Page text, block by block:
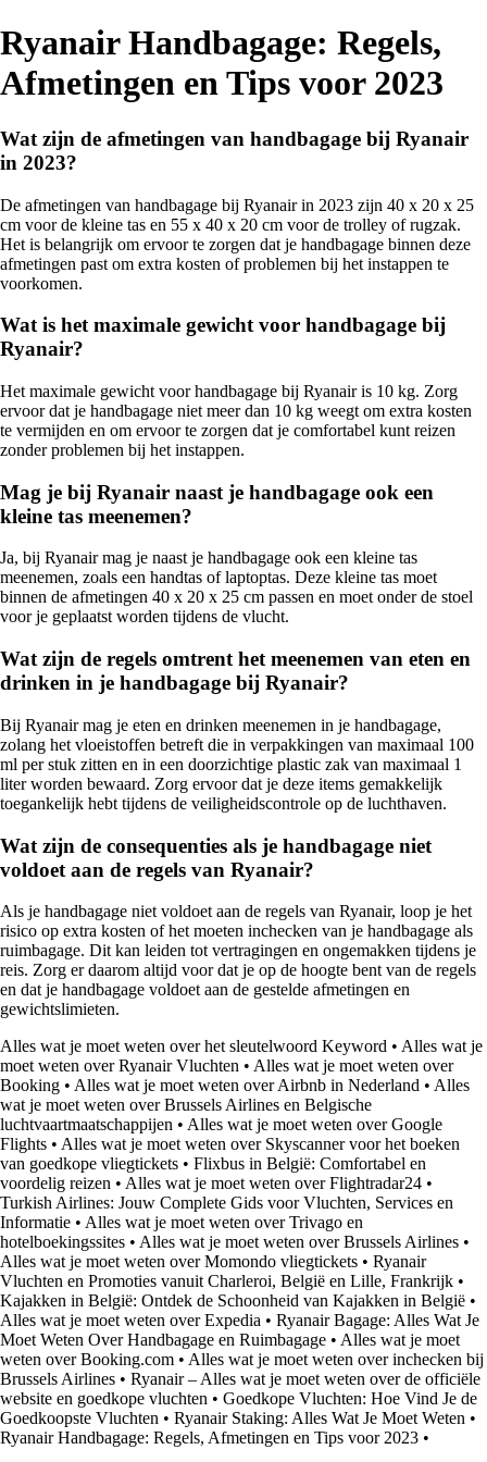
Ryanair Handbagage: Regels,
Afmetingen en Tips voor 2023
Wat zijn de afmetingen van handbagage bij Ryanair
in 2023?
De afmetingen van handbagage bij Ryanair in 2023 zijn 40 x 20 x 25
cm voor de kleine tas en 55 x 40 x 20 cm voor de trolley of rugzak.
Het is belangrijk om ervoor te zorgen dat je handbagage binnen deze
afmetingen past om extra kosten of problemen bij het instappen te
voorkomen.
Wat is het maximale gewicht voor handbagage bij
Ryanair?
Het maximale gewicht voor handbagage bij Ryanair is 10 kg. Zorg
ervoor dat je handbagage niet meer dan 10 kg weegt om extra kosten
te vermijden en om ervoor te zorgen dat je comfortabel kunt reizen
zonder problemen bij het instappen.
Mag je bij Ryanair naast je handbagage ook een
kleine tas meenemen?
Ja, bij Ryanair mag je naast je handbagage ook een kleine tas
meenemen, zoals een handtas of laptoptas. Deze kleine tas moet
binnen de afmetingen 40 x 20 x 25 cm passen en moet onder de stoel
voor je geplaatst worden tijdens de vlucht.
Wat zijn de regels omtrent het meenemen van eten en
drinken in je handbagage bij Ryanair?
Bij Ryanair mag je eten en drinken meenemen in je handbagage,
zolang het vloeistoffen betreft die in verpakkingen van maximaal 100
ml per stuk zitten en in een doorzichtige plastic zak van maximaal 1
liter worden bewaard. Zorg ervoor dat je deze items gemakkelijk
toegankelijk hebt tijdens de veiligheidscontrole op de luchthaven.
Wat zijn de consequenties als je handbagage niet
voldoet aan de regels van Ryanair?
Als je handbagage niet voldoet aan de regels van Ryanair, loop je het
risico op extra kosten of het moeten inchecken van je handbagage als
ruimbagage. Dit kan leiden tot vertragingen en ongemakken tijdens je
reis. Zorg er daarom altijd voor dat je op de hoogte bent van de regels
en dat je handbagage voldoet aan de gestelde afmetingen en
gewichtslimieten.
Alles wat je moet weten over het sleutelwoord Keyword • Alles wat je
moet weten over Ryanair Vluchten • Alles wat je moet weten over
Booking • Alles wat je moet weten over Airbnb in Nederland • Alles
wat je moet weten over Brussels Airlines en Belgische
luchtvaartmaatschappijen • Alles wat je moet weten over Google
Flights • Alles wat je moet weten over Skyscanner voor het boeken
van goedkope vliegtickets • Flixbus in België: Comfortabel en
voordelig reizen • Alles wat je moet weten over Flightradar24 •
Turkish Airlines: Jouw Complete Gids voor Vluchten, Services en
Informatie • Alles wat je moet weten over Trivago en
hotelboekingssites • Alles wat je moet weten over Brussels Airlines •
Alles wat je moet weten over Momondo vliegtickets • Ryanair
Vluchten en Promoties vanuit Charleroi, België en Lille, Frankrijk •
Kajakken in België: Ontdek de Schoonheid van Kajakken in België •
Alles wat je moet weten over Expedia • Ryanair Bagage: Alles Wat Je
Moet Weten Over Handbagage en Ruimbagage • Alles wat je moet
weten over Booking.com • Alles wat je moet weten over inchecken bij
Brussels Airlines • Ryanair – Alles wat je moet weten over de officiële
website en goedkope vluchten • Goedkope Vluchten: Hoe Vind Je de
Goedkoopste Vluchten • Ryanair Staking: Alles Wat Je Moet Weten •
Ryanair Handbagage: Regels, Afmetingen en Tips voor 2023 •